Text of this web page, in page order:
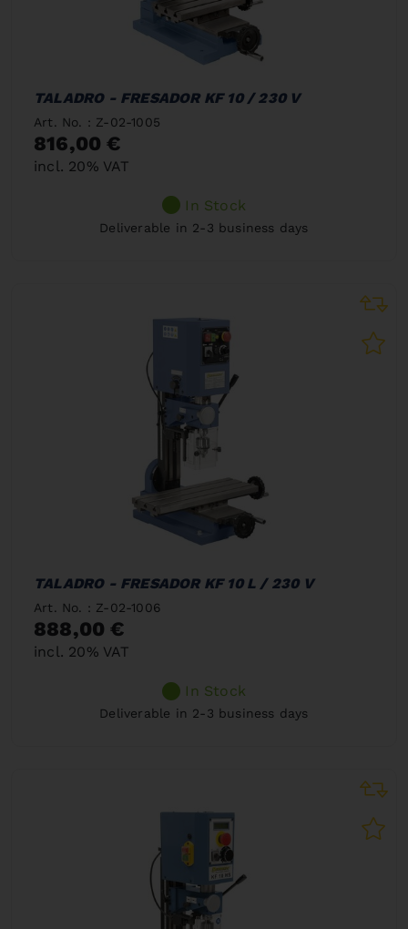
TALADRO - FRESADOR KF 10 / 230 V
Art. No. : Z-02-1005
816,00 €
incl. 20% VAT
In Stock
Deliverable in 2-3 business days
TALADRO - FRESADOR KF 10 L / 230 V
Art. No. : Z-02-1006
888,00 €
incl. 20% VAT
In Stock
Deliverable in 2-3 business days